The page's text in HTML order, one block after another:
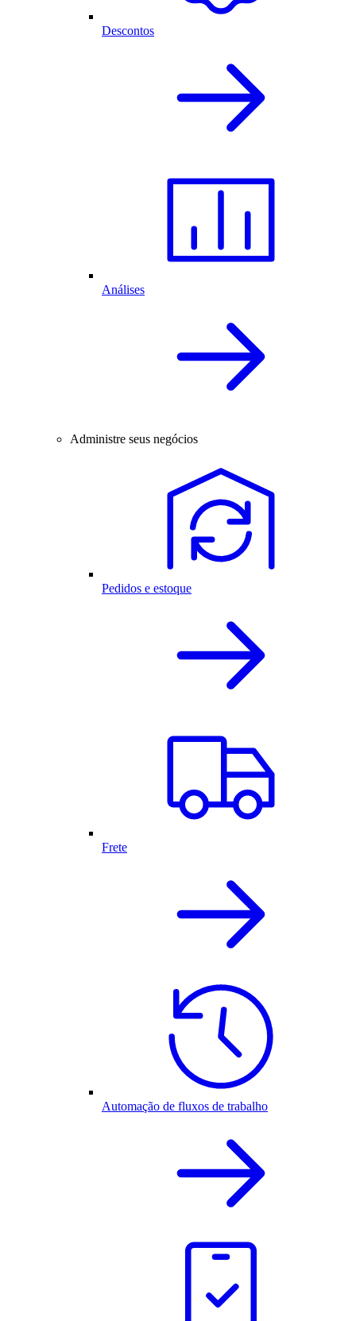
Descontos
Análises
Administre seus negócios
Pedidos e estoque
Frete
Automação de fluxos de trabalho